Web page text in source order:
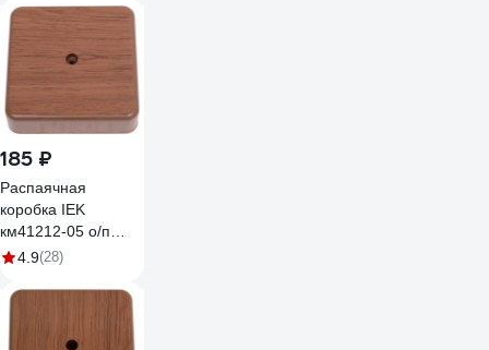
075-075-020-K34
185 ₽
Распаячная
коробка IEK
км41212-05 о/п
75x75x20мм
UKO10-075-075-
4.9(28)